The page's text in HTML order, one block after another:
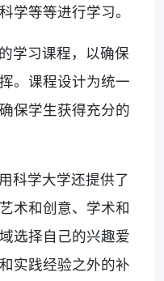
学等等进行学习。
学习课程，以确保
。课程设计为统一
保学生获得充分的
科学大学还提供了
术和创意、学术和
选择自己的兴趣爱
实践经验之外的补